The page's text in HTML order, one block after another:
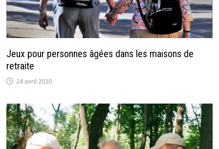
Jeux pour personnes âgées dans les maisons de
retraite
24 avril 2020